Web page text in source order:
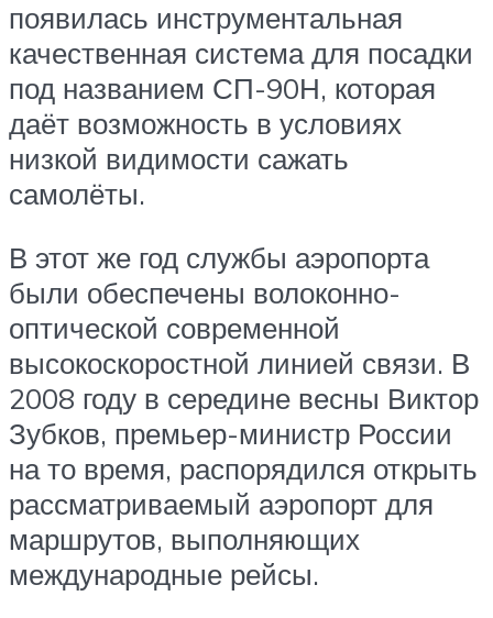
появилась инструментальная
качественная система для посадки
под названием СП-90Н, которая
даёт возможность в условиях
низкой видимости сажать
самолёты.
В этот же год службы аэропорта
были обеспечены волоконно-
оптической современной
высокоскоростной линией связи. В
2008 году в середине весны Виктор
Зубков, премьер-министр России
на то время, распорядился открыть
рассматриваемый аэропорт для
маршрутов, выполняющих
международные рейсы.